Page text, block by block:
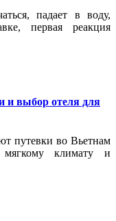
падает в воду,
первая реакция
и выбор отеля для
путевки во Вьетнам
мягкому климату и